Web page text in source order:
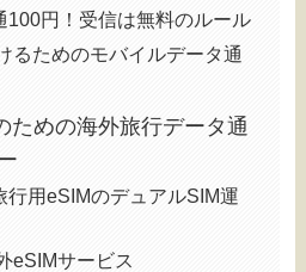
100円！受信は無料のルール
るためのモバイルデータ通
ための海外旅行データ通
行用eSIMのデュアルSIM運
eSIMサービス